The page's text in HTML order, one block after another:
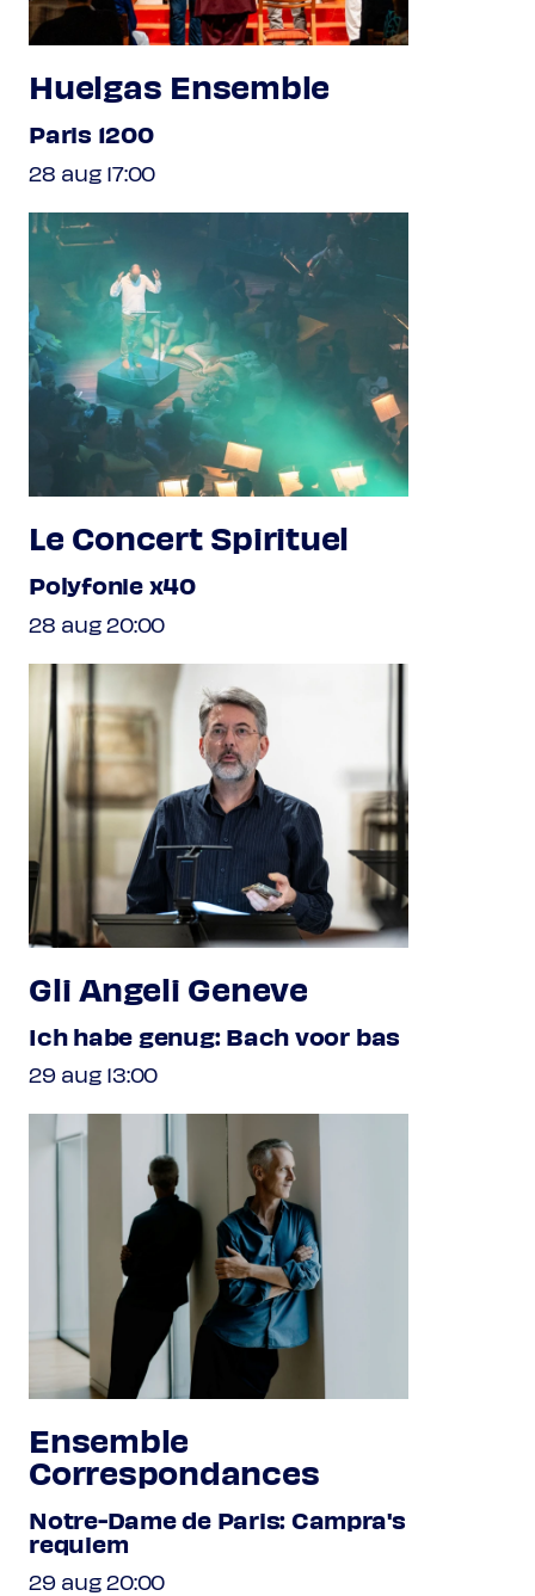
Huelgas Ensemble
Paris 1200
28 aug 17:00
Le Concert Spirituel
Polyfonie x40
28 aug 20:00
Gli Angeli Geneve
Ich habe genug: Bach voor bas
29 aug 13:00
Ensemble
Correspondances
Notre-Dame de Paris: Campra's
requiem
29 aug 20:00